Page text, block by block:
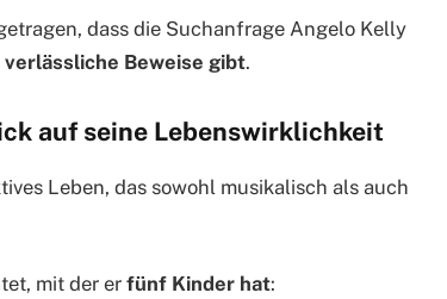
dass die Suchanfrage Angelo Kelly
Beweise gibt.
auf seine Lebenswirklichkeit
Leben, das sowohl musikalisch als auch
mit der erfünf Kinder hat: